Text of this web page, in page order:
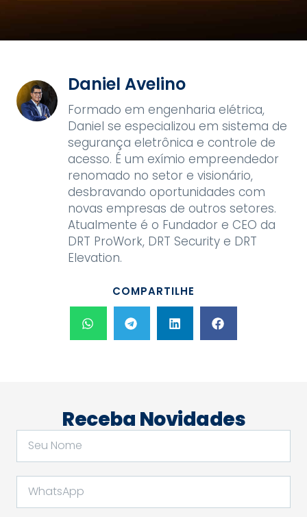
Daniel Avelino
Formado em engenharia elétrica,
Daniel se especializou em sistema de
segurança eletrônica e controle de
acesso. É um exímio empreendedor
renomado no setor e visionário,
desbravando oportunidades com
novas empresas de outros setores.
Atualmente é o Fundador e CEO da
DRT ProWork, DRT Security e DRT
Elevation.
COMPARTILHE
Receba Novidades